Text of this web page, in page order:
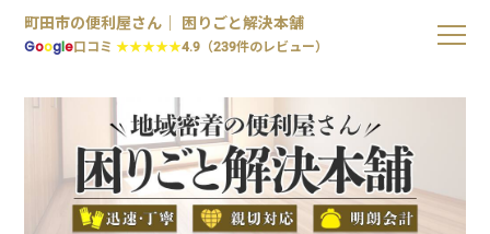
町田市の便利屋さん｜ 困りごと解決本舗
Google口コミ★★★★★4.9（239件のレビュー）